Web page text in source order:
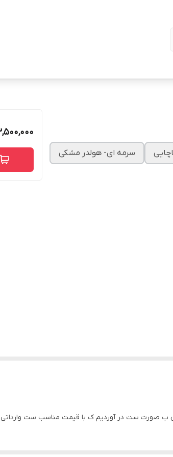
سرمه ای- هولدر مشکی
صورت ست در آوردیم ک با قیمت مناسب ست وارداتی